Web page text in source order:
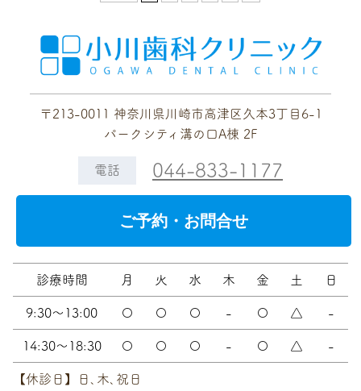
〒213-0011 神奈川県川崎市高津区久本3丁目6-1
パークシティ溝の口A棟 2F
電話 044-833-1177
ご予約・お問合せ
診療時間 月 火 水 木 金 土 日
9:30～13:00 〇 〇 〇 - 〇 △ -
14:30～18:30 〇 〇 〇 - 〇 △ -
【休診日】日､木､祝日